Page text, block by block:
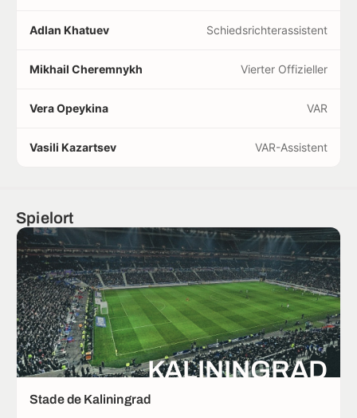
Adlan Khatuev Schiedsrichterassistent
Mikhail Cheremnykh Vierter Offizieller
Vera Opeykina VAR
Vasili Kazartsev VAR-Assistent
Spielort
KALININGRAD
Stade de Kaliningrad